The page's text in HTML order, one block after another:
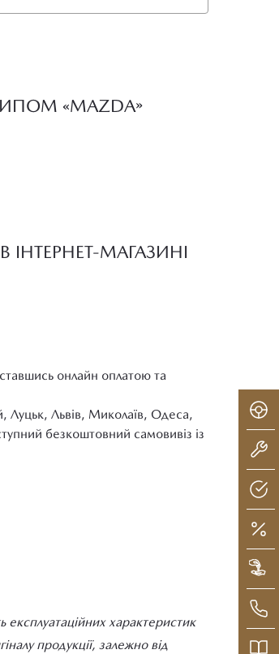
«MAZDA»
ІНТЕРНЕТ-МАГАЗИНІ
онлайн оплатою та
Луцьк, Львів, Миколаїв, Одеса,
безкоштовний самовивіз із
характеристик
продукції, залежно від